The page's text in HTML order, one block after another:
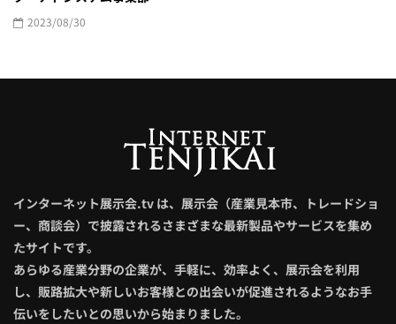
2023/08/30
インターネット展示会.tv は、展示会（産業見本市、トレードショ
ー、商談会）で披露されるさまざまな最新製品やサービスを集め
たサイトです。
あらゆる産業分野の企業が、手軽に、効率よく、展示会を利用
し、販路拡大や新しいお客様との出会いが促進されるようなお手
伝いをしたいとの思いから始まりました。